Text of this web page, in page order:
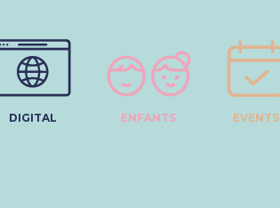
DIGITAL ENFANTS EVENTS